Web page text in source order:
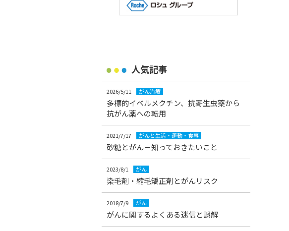
人気記事
2026/5/11 がん治療
多標的イベルメクチン、抗寄生虫薬から
抗がん薬への転用
2021/7/17 がんと生活・運動・食事
砂糖とがん－知っておきたいこと
2023/8/1 がん
染毛剤・縮毛矯正剤とがんリスク
2018/7/9 がん
がんに関するよくある迷信と誤解